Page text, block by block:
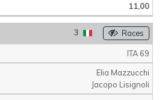
11,00
3 Races
ITA 69
Elia Mazzucchi
Jacopo Lisignoli